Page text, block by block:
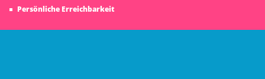
Persönliche Erreichbarkeit